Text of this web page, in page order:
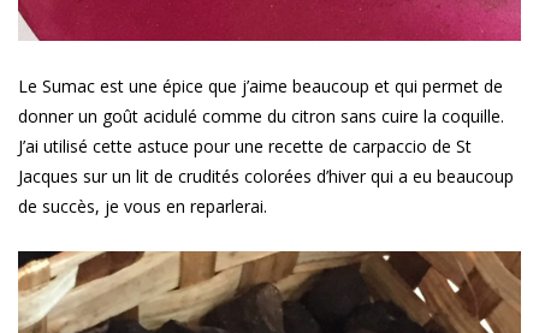
Le Sumac est une épice que j’aime beaucoup et qui permet de
donner un goût acidulé comme du citron sans cuire la coquille.
J’ai utilisé cette astuce pour une recette de carpaccio de St
Jacques sur un lit de crudités colorées d’hiver qui a eu beaucoup
de succès, je vous en reparlerai.